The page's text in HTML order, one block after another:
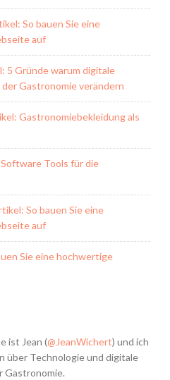
So bauen Sie eine
auf
5 Gründe warum digitale
Gastronomie verändern
Gastronomiebekleidung als
Tools für die
So bauen Sie eine
auf
Sie eine hochwertige
ist Jean (@JeanWichert) und ich
über Technologie und digitale
Gastronomie.